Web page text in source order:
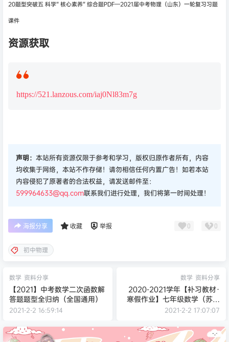
20题型突破五 科学“ 核心素养” 综合题PDF—2021届中考物理（山东）一轮复习习题
课件
资源获取
https://521.lanzous.com/iaj0Nl83m7g
声明： 本站所有资源仅限于参考和学习，版权归原作者所有，内容
均收集于网络，本站不作存储！请勿相信任何内置广告！如若本站
内容侵犯了原著者的合法权益，请发送邮件至：
599964633@qq.com联系我们进行处理，我们将第一时间处理！
海报分享 收藏 举报 0 0
初中物理
数学 资料分享
【2021】中考数学二次函数解
答题题型全归纳（全国通用）
2021-2-2 16:59:14
数学 资料分享
2020-2021学年【补习教材·
寒假作业】七年级数学（苏科
版）
2021-2-2 17:07:07